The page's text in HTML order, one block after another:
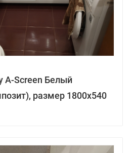
A-Screen Белый
размер 1800х540